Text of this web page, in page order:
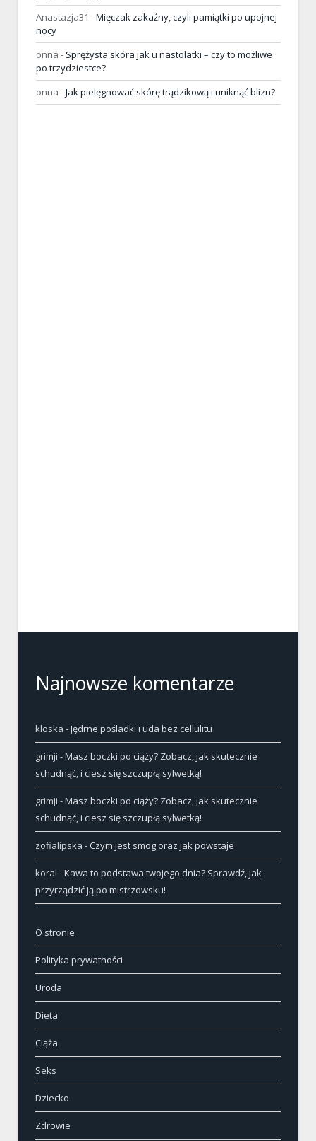
Anastazja31 -Mięczak zakaźny, czyli pamiątki po upojnej
nocy
onna - Sprężysta skóra jak u nastolatki – czy to możliwe
po trzydziestce?
onna -Jak pielęgnować skórę trądzikową i uniknąć blizn?
Najnowsze komentarze
kloska -Jędrne pośladki i uda bez cellulitu
grimji -Masz boczki po ciąży? Zobacz, jak skutecznie
schudnąć, i ciesz się szczupłą sylwetką!
grimji -Masz boczki po ciąży? Zobacz, jak skutecznie
schudnąć, i ciesz się szczupłą sylwetką!
zofialipska -Czym jest smog oraz jak powstaje
koral -Kawa to podstawa twojego dnia? Sprawdź, jak
przyrządzić ją po mistrzowsku!
O stronie
Polityka prywatności
Uroda
Dieta
Ciąża
Seks
Dziecko
Zdrowie